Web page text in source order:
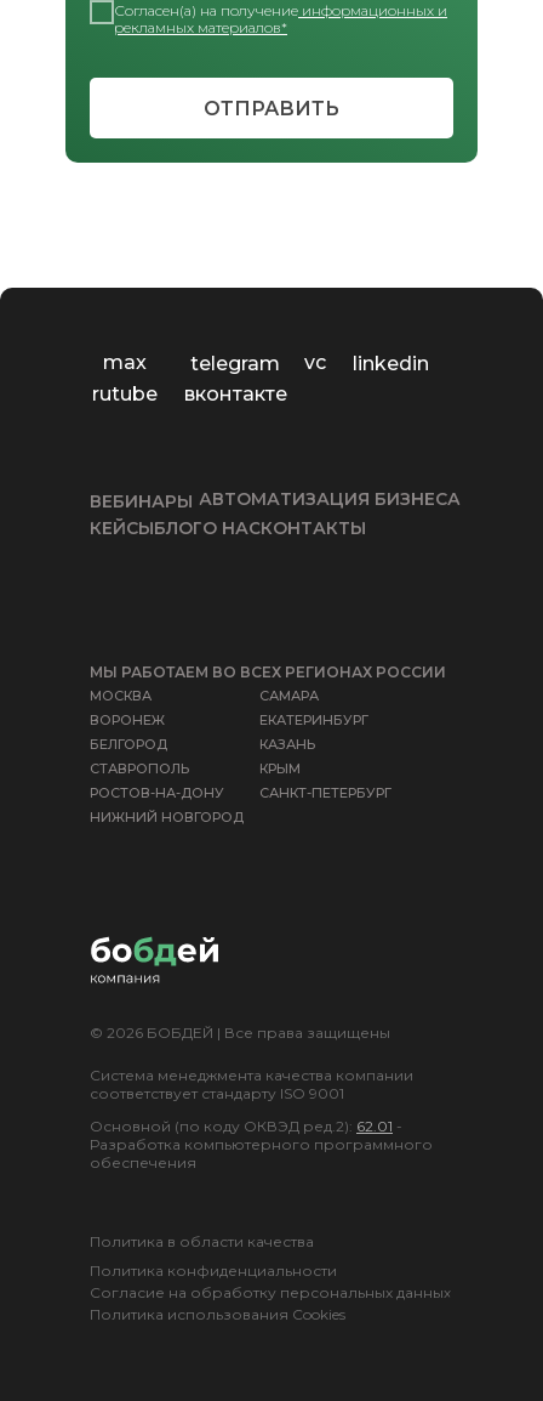
Согласен(а) на получение информационных и
рекламных материалов*
ОТПРАВИТЬ
ВЕБИНАРЫ АВТОМАТИЗАЦИЯ БИЗНЕСА
КЕЙСЫБЛОГО НАСКОНТАКТЫ
max telegram vc
linkedin
rutube
вконтакте
© 2026 БОБДЕЙ | Все права защищены
Основной (по коду ОКВЭД ред.2): 62.01 -
Разработка компьютерного программного
обеспечения
Система менеджмента качества компании
соответствует стандарту ISO 9001
МЫ РАБОТАЕМ ВО ВСЕХ РЕГИОНАХ РОССИИ
МОСКВА
САМАРА
ВОРОНЕЖ
ЕКАТЕРИНБУРГ
БЕЛГОРОД
КАЗАНЬ
СТАВРОПОЛЬ
КРЫМ
РОСТОВ-НА-ДОНУ
САНКТ-ПЕТЕРБУРГ
НИЖНИЙ НОВГОРОД
Политика в области качества
Политика конфиденциальности
Согласие на обработку персональных данных
Политика использования Cookies